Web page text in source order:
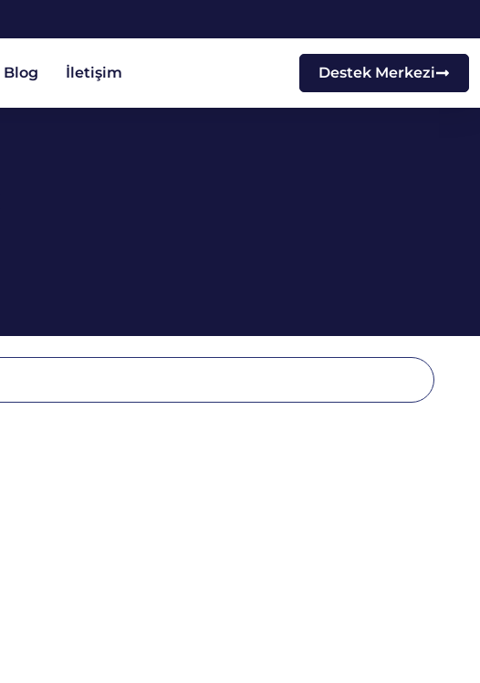
Blog İletişim Destek Merkezi